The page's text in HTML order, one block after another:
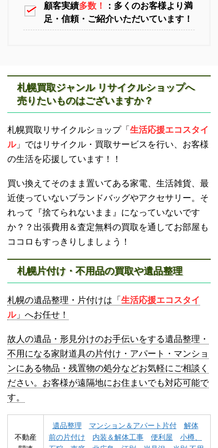
新十津川不用品回収
砂川不用品回収 帯広・十勝不用品回収
名寄市不用品回収 士別市不用品回収
顧客実績多数！
：多くのお客様より満
足・信頼・ご紹介いただいています！
札幌買取ジャンル リサイクルショップへ
売りたいものはございますか？
札幌買取リサイクルショップ「 生活応援エコスタイ
ル」ではリサイクル・買取サービスを行い、お客様
の生活を応援しています！！
買い換えてそのまま置いてある家電、生活雑貨、最
近使っていないブランドバッグやアクセサリー。そ
れって『捨てられないまま』になっていないです
か？？出張費用＆査定無料の買取を通してお部屋も
ココロもすっきりしましょう！
札幌片付け・不用品の買取や遺品整理
札幌の遺品整理・片付けは「 生活応援エコスタイ
ル」へお任せ！
故人の遺品・形見分けのお手伝いをする遺品整理・
不用になる家財道具の片付け・アパート・マンショ
ンにある物品・残置物の処分などお気軽にご相談く
ださい。お客様が遠隔地にお住まいでも対応可能で
す。
不動産
遺品整理 マンション＆アパート片付
解体
前の片付け
内装＆解体工事 便利屋
小樽、